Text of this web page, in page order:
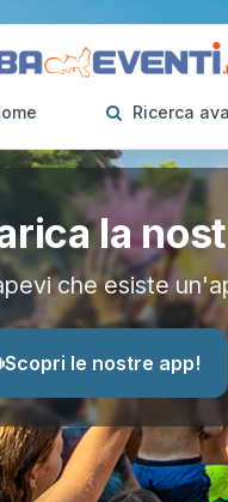
Ricerca
la
che esiste
Scopri le nostre app!